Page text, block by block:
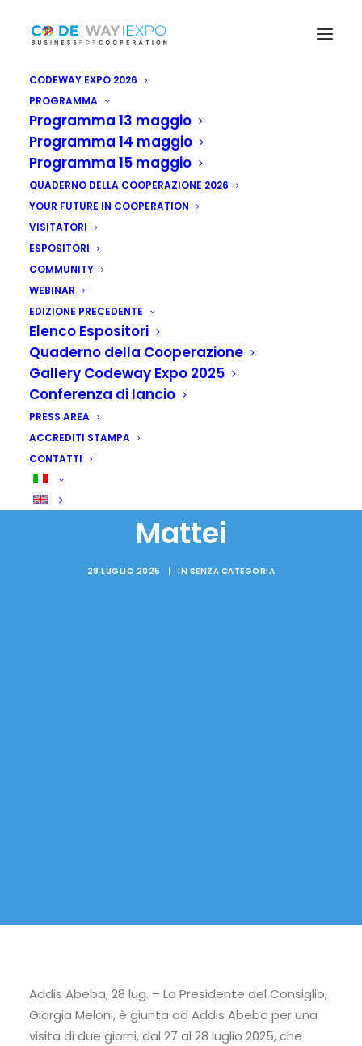
CODEWAY EXPO 2026
PROGRAMMA
Programma 13 maggio
Programma 14 maggio
Programma 15 maggio
QUADERNO DELLA COOPERAZIONE 2026
YOUR FUTURE IN COOPERATION
VISITATORI
ESPOSITORI
COMMUNITY
WEBINAR
EDIZIONE PRECEDENTE
Elenco Espositori
Quaderno della Cooperazione
Gallery Codeway Expo 2025
Conferenza di lancio
PRESS AREA
ACCREDITI STAMPA
CONTATTI
Etiopia: Meloni ad
Addis, in agenda c'è
anche tanto Piano
Mattei
28 LUGLIO 2025 | IN SENZA CATEGORIA
Addis Abeba, 28 lug. – La Presidente del Consiglio,
Giorgia Meloni, è giunta ad Addis Abeba per una
visita di due giorni, dal 27 al 28 luglio 2025, che